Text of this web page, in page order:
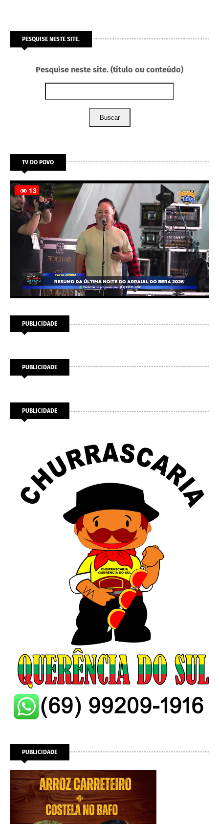
PESQUISE NESTE SITE.
Pesquise neste site. (título ou conteúdo)
Buscar
TV DO POVO
PUBLICIDADE
PUBLICIDADE
PUBLICIDADE
PUBLICIDADE